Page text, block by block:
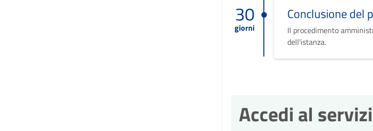
30
giorni
Conclusione del
Il procedimento
dell'istanza.
Accedi al